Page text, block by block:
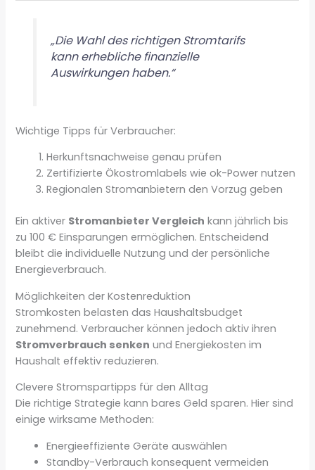
„Die Wahl des richtigen Stromtarifs
kann erhebliche finanzielle
Auswirkungen haben.“
Wichtige Tipps für Verbraucher:
Herkunftsnachweise genau prüfen
Zertifizierte Ökostromlabels wie ok-Power nutzen
Regionalen Stromanbietern den Vorzug geben
Ein aktiver Stromanbieter Vergleich kann jährlich bis
zu 100 € Einsparungen ermöglichen. Entscheidend
bleibt die individuelle Nutzung und der persönliche
Energieverbrauch.
Möglichkeiten der Kostenreduktion
Stromkosten belasten das Haushaltsbudget
zunehmend. Verbraucher können jedoch aktiv ihren
Stromverbrauch senken und Energiekosten im
Haushalt effektiv reduzieren.
Clevere Stromspartipps für den Alltag
Die richtige Strategie kann bares Geld sparen. Hier sind
einige wirksame Methoden:
Energieeffiziente Geräte auswählen
Standby-Verbrauch konsequent vermeiden